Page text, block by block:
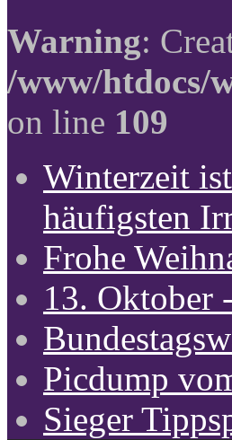
Warning:
/www/htdocs/
on line 109
Winterzeit
häufigsten
Frohe
13. Oktober
Picdump
Sieger